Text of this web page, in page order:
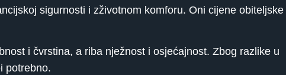
sigurnosti i zživotnom komforu. Oni cijene obiteljske
i čvrstina, a riba nježnost i osjećajnost. Zbog razlike u
potrebno.